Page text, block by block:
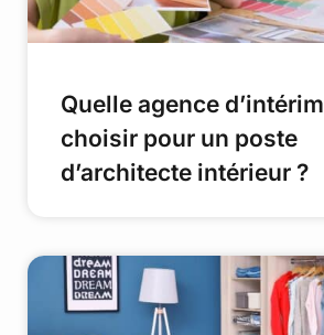
Quelle agence d’intérim
choisir pour un poste
d’architecte intérieur ?